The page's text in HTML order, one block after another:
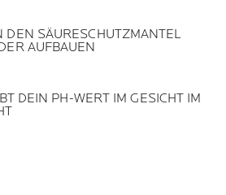
DEN SÄURESCHUTZMANTEL
AUFBAUEN
DEIN PH-WERT IM GESICHT IM